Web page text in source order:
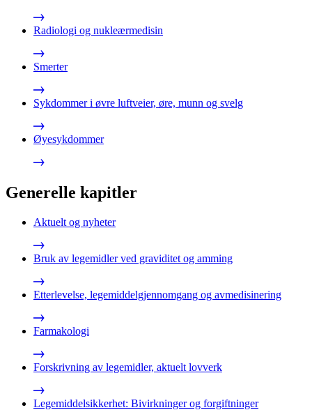
Radiologi og nukleærmedisin
Smerter
Sykdommer i øvre luftveier, øre, munn og svelg
Øyesykdommer
Generelle kapitler
Aktuelt og nyheter
Bruk av legemidler ved graviditet og amming
Etterlevelse, legemiddelgjennomgang og avmedisinering
Farmakologi
Forskrivning av legemidler, aktuelt lovverk
Legemiddelsikkerhet: Bivirkninger og forgiftninger